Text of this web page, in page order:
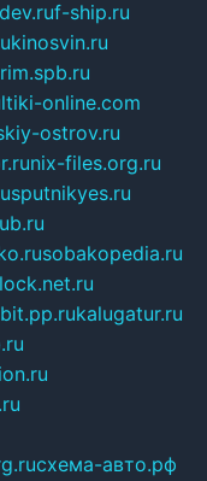
f-ship.ru
kinosvin.ru
online.com
ostrov.ru
nix-files.org.ru
sputnikyes.ru
sobakopedia.ru
kalugatur.ru
схема-авто.рф